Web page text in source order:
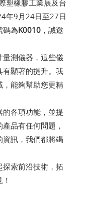
塑橡膠工業展及台
年9月24日至27日
碼為K0010 ，誠邀
量測儀器，這些儀
有顯著的提升。我
，能夠幫助您更精
各項功能，並提
品有任何問題，
訊，我們都將竭
索前沿技術，拓